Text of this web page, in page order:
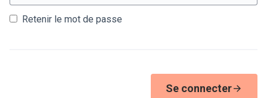
Retenir le mot de passe
Se connecter